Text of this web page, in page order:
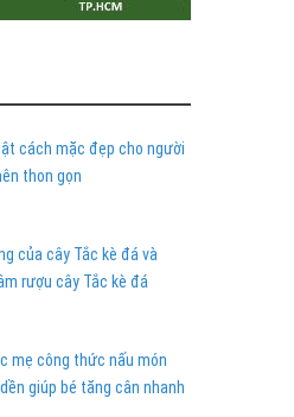
cách mặc đẹp cho người
thon gọn
của cây Tắc kè đá và
rượu cây Tắc kè đá
mẹ công thức nấu món
giúp bé tăng cân nhanh